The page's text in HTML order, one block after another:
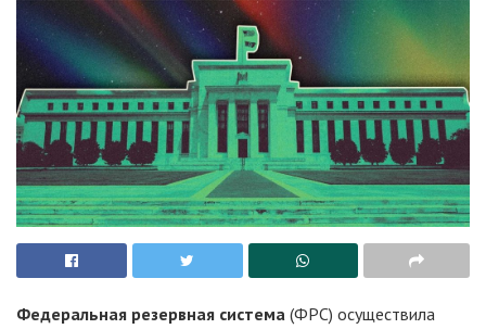
Федеральная резервная система (ФРС) осуществила